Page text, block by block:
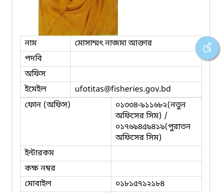
নাম
মোসাম্মৎ নাজমা আক্তার
পদবি
অফিস
ইমেইল
ufotitas@fisheries.gov.bd
ফোন (অফিস)
০১৩৩৪-৯১১৬৮২(নতুন
অফিসের সিম) /
০১৭৬৯৪৫৯৪১৯(পুরাতন
অফিসের সিম)
ইন্টারকম
কক্ষ নম্বর
মোবাইল
০১৮১৫৭১২১৮৪